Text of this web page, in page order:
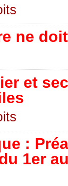
ne
et
:
1er